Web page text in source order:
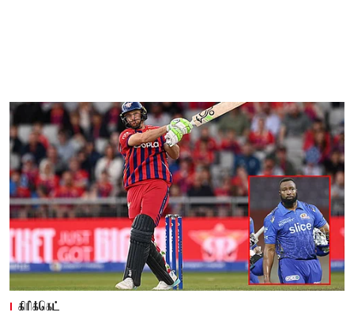
கிரிக்கெட்